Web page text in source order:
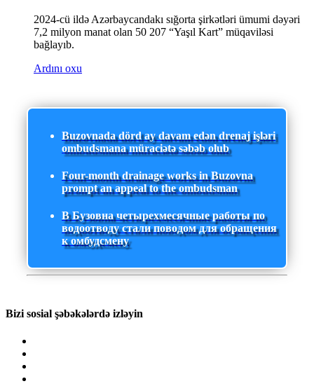
2024-cü ildə Azərbaycandakı sığorta şirkətləri ümumi dəyəri
7,2 milyon manat olan 50 207 “Yaşıl Kart” müqaviləsi
bağlayıb.
Ardını oxu
Buzovnada dörd ay davam edən drenaj işləri
ombudsmana müraciətə səbəb olub
Four-month drainage works in Buzovna
prompt an appeal to the ombudsman
В Бузовна четырехмесячные работы по
водоотводу стали поводом для обращения
к омбудсмену
Bizi sosial şəbəkələrdə izləyin